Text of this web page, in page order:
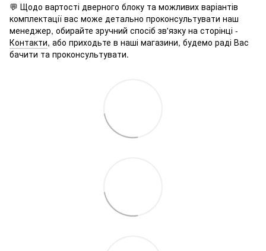
💬 Щодо вартості дверного блоку та можливих варіантів
комплектації вас може детально проконсультувати наш
менеджер, обирайте зручний спосіб зв'язку на сторінці -
Контакти, або приходьте в наші магазини, будемо раді Вас
бачити та проконсультувати.